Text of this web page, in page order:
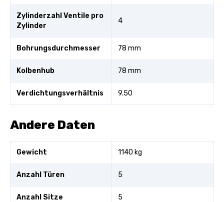
Zylinderzahl Ventile pro
Zylinder
4
Bohrungsdurchmesser 78 mm
Kolbenhub 78 mm
Verdichtungsverhältnis 9.50
Andere Daten
Gewicht 1140 kg
Anzahl Türen 5
Anzahl Sitze 5